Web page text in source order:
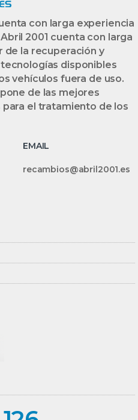
con larga experiencia
2001 cuenta con larga
de la recuperación y
disponibles
vehículos fuera de uso.
de las mejores
el tratamiento de los
EMAIL
recambios@abril2001.es